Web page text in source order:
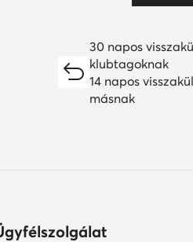
30 napos
klubtagoknak
14 napos
másnak